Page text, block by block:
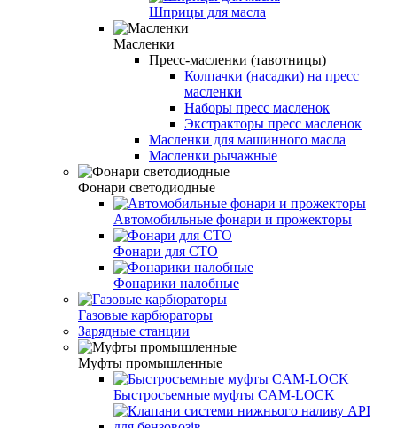
Шприцы для масла
Масленки
Пресс-масленки (тавотницы)
Колпачки (насадки) на пресс
масленки
Наборы пресс масленок
Экстракторы пресс масленок
Масленки для машинного масла
Масленки рычажные
Фонари светодиодные
Автомобильные фонари и прожекторы
Фонари для СТО
Фонарики налобные
Газовые карбюраторы
Зарядные станции
Муфты промышленные
Быстросъемные муфты CAM-LOCK